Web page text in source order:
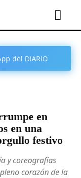
del DIARIO
en
en una
festivo
y coreografías
corazón de la